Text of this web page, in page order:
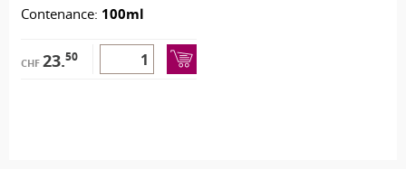
Contenance: 100ml
CHF 23.50